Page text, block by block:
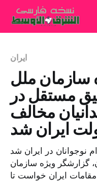
ایران
سازمان ملل
مستقل در
مخالف
ایران شد
نوجوانان در ایران شد
گزارشگر ویژه سازمان
ایران خواست تا